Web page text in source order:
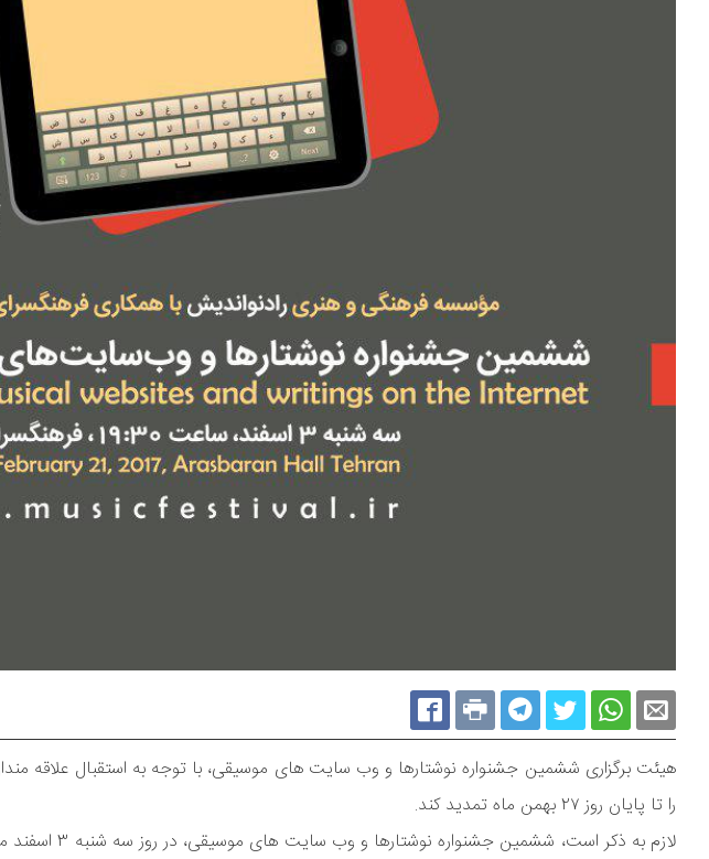
هیئت برگزاری ششمین جشنواره نوشتارها و وب سایت های موسیقی، با توجه به استقبال علاقه
را تا پایان روز ۲۷ بهمن ماه تمدید کند.